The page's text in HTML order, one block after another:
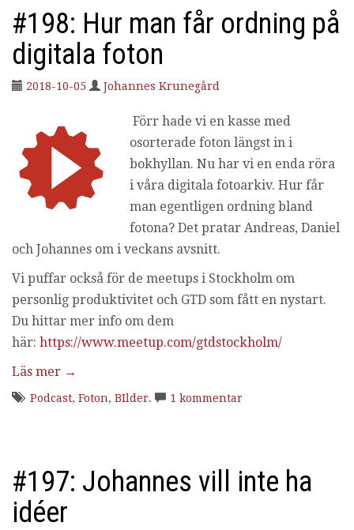
#198: Hur man får ordning på
digitala foton
2018-10-05 Johannes Krunegård
Förr hade vi en kasse med
osorterade foton längst in i
bokhyllan. Nu har vi en enda röra
i våra digitala fotoarkiv. Hur får
man egentligen ordning bland
fotona? Det pratar Andreas, Daniel
och Johannes om i veckans avsnitt.
Vi puffar också för de meetups i Stockholm om
personlig produktivitet och GTD som fått en nystart.
Du hittar mer info om dem
här: https://www.meetup.com/gtdstockholm/
Läs mer →
Podcast, Foton, BIlder. 1 kommentar
#197: Johannes vill inte ha
idéer